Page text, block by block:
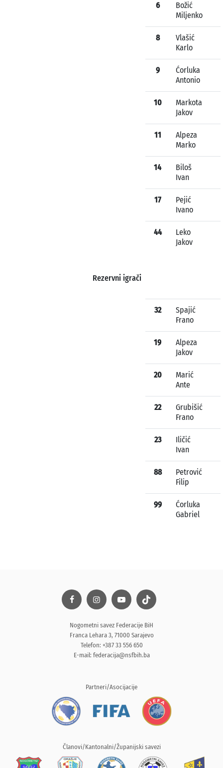
6
Božić
Miljenko
8
Vlašić
Karlo
9
Ćorluka
Antonio
10
Markota
Jakov
11
Alpeza
Marko
14
Biloš
Ivan
17
Pejić
Ivano
44
Leko
Jakov
Rezervni igrači
32
Spajić
Frano
19
Alpeza
Jakov
20
Marić
Ante
22
Grubišić
Frano
23
Iličić
Ivan
88
Petrović
Filip
99
Ćorluka
Gabriel
Nogometni savez Federacije BiH
Franca Lehara 3, 71000 Sarajevo
Telefon: +387 33 556 650
E-mail: federacija@nsfbih.ba
Partneri/Asocijacije
Članovi/Kantonalni/Županijski savezi